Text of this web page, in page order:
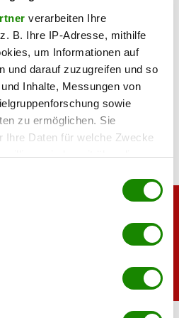
verarbeiten Ihre
B. Ihre IP-Adresse, mithilfe
um Informationen auf
und darauf zuzugreifen und so
Inhalte, Messungen von
sowie
zu ermöglichen. Sie
Ihre Daten für welche Zwecke
jederzeit über die
widerrufen
Ihre geografische Lage
(Fingerprinting) identifizieren
in Supermarkt-Glasfront
Eine Autofahrerin krachte
Fassade, als sie Gas und